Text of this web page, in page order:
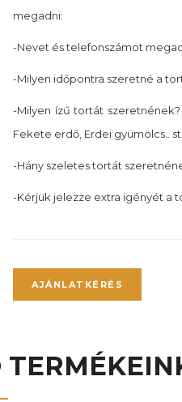
megadni:
-Nevet és telefonszámot
-Milyen időpontra szeretné a
-Milyen ízű tortát szeretnének?
Fekete erdő, Erdei gyümölcs..
-Hány szeletes tortát
-Kérjük jelezze extra igényét a
AJÁNLATKÉRÉS